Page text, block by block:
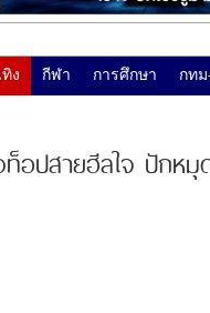
ง กีฬา การศึกษา กท
ท็อปสายฮีลใจ ปักห